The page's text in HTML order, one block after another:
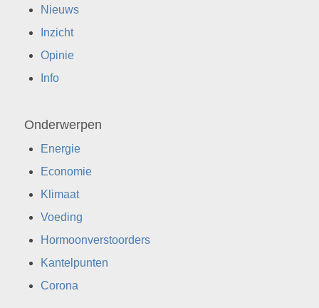
Nieuws
Inzicht
Opinie
Info
Onderwerpen
Energie
Economie
Klimaat
Voeding
Hormoonverstoorders
Kantelpunten
Corona